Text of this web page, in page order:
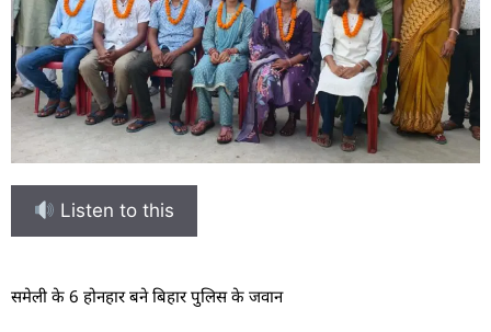
Listen to this
समेली के 6 होनहार बने बिहार पुलिस के जवान